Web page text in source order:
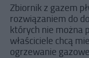
Zbiornik z gazem
rozwiązaniem do
których nie można
właściciele chcą
ogrzewanie